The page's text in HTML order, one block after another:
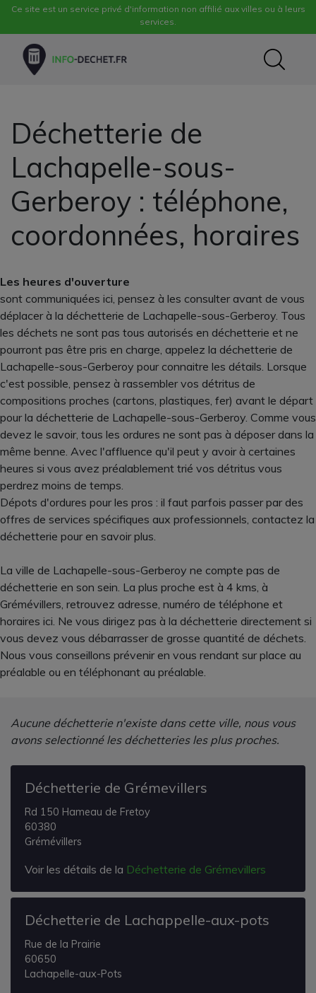
Ce site est un service privé d'information non affilié aux villes ou à leurs
services.
Déchetterie de
Lachapelle-sous-
Gerberoy : téléphone,
coordonnées, horaires
Les heures d'ouverture
sont communiquées ici, pensez à les consulter avant de vous
déplacer à la déchetterie de Lachapelle-sous-Gerberoy. Tous
les déchets ne sont pas tous autorisés en déchetterie et ne
pourront pas être pris en charge, appelez la déchetterie de
Lachapelle-sous-Gerberoy pour connaitre les détails. Lorsque
c'est possible, pensez à rassembler vos détritus de
compositions proches (cartons, plastiques, fer) avant le départ
pour la déchetterie de Lachapelle-sous-Gerberoy. Comme vous
devez le savoir, tous les ordures ne sont pas à déposer dans la
même benne. Avec l'affluence qu'il peut y avoir à certaines
heures si vous avez préalablement trié vos détritus vous
perdrez moins de temps.
Dépots d'ordures pour les pros : il faut parfois passer par des
offres de services spécifiques aux professionnels, contactez la
déchetterie pour en savoir plus.
La ville de Lachapelle-sous-Gerberoy ne compte pas de
déchetterie en son sein. La plus proche est à 4 kms, à
Grémévillers, retrouvez adresse, numéro de téléphone et
horaires ici. Ne vous dirigez pas à la déchetterie directement si
vous devez vous débarrasser de grosse quantité de déchets.
Nous vous conseillons prévenir en vous rendant sur place au
préalable ou en téléphonant au préalable.
Aucune déchetterie n'existe dans cette ville, nous vous
avons selectionné les déchetteries les plus proches.
Déchetterie de Grémevillers
Rd 150 Hameau de Fretoy
60380
Grémévillers
Voir les détails de la Déchetterie de Grémevillers
Déchetterie de Lachappelle-aux-pots
Rue de la Prairie
60650
Lachapelle-aux-Pots